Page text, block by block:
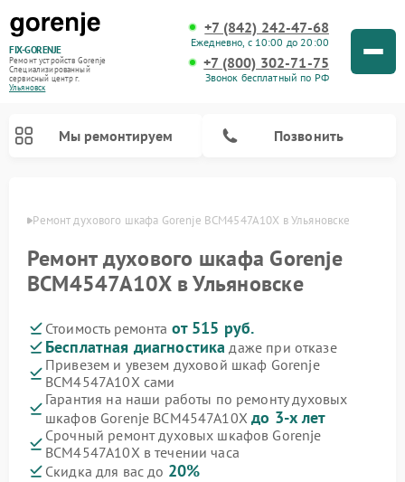
FIX-GORENJE
Ремонт устройств Gorenje
Специализированный
cервисный центр г.
Ульяновск
+7 (842) 242-47-68
Ежедневно, с 10:00 до 20:00
+7 (800) 302-71-75
Звонок бесплатный по РФ
Мы ремонтируем Позвонить
Ремонт духового шкафа Gorenje BCM4547A10X в Ульяновске
Ремонт духового шкафа Gorenje
BCM4547A10X в Ульяновске
Стоимость ремонта от 515 руб.
Бесплатная диагностика даже при отказе
Привезем и увезем духовой шкаф Gorenje
BCM4547A10X сами
Гарантия на наши работы по ремонту духовых
шкафов Gorenje BCM4547A10Xдо 3-х лет
Срочный ремонт духовых шкафов Gorenje
BCM4547A10X в течении часа
Скидка для вас до 20%